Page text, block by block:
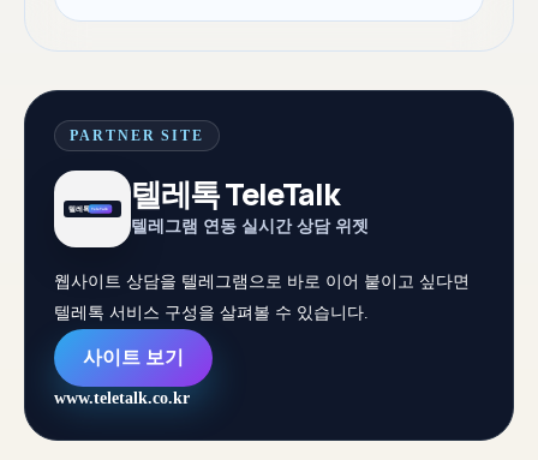
PARTNER SITE
텔레톡 TeleTalk
텔레그램 연동 실시간 상담 위젯
웹사이트 상담을 텔레그램으로 바로 이어 붙이고 싶다면
텔레톡 서비스 구성을 살펴볼 수 있습니다.
사이트 보기
www.teletalk.co.kr